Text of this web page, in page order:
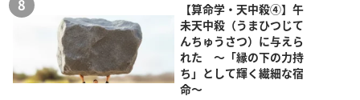
【算命学・天中殺④】午
未天中殺（うまひつじて
んちゅうさつ）に与えら
れた ～「縁の下の力持
ち」として輝く繊細な宿
命～